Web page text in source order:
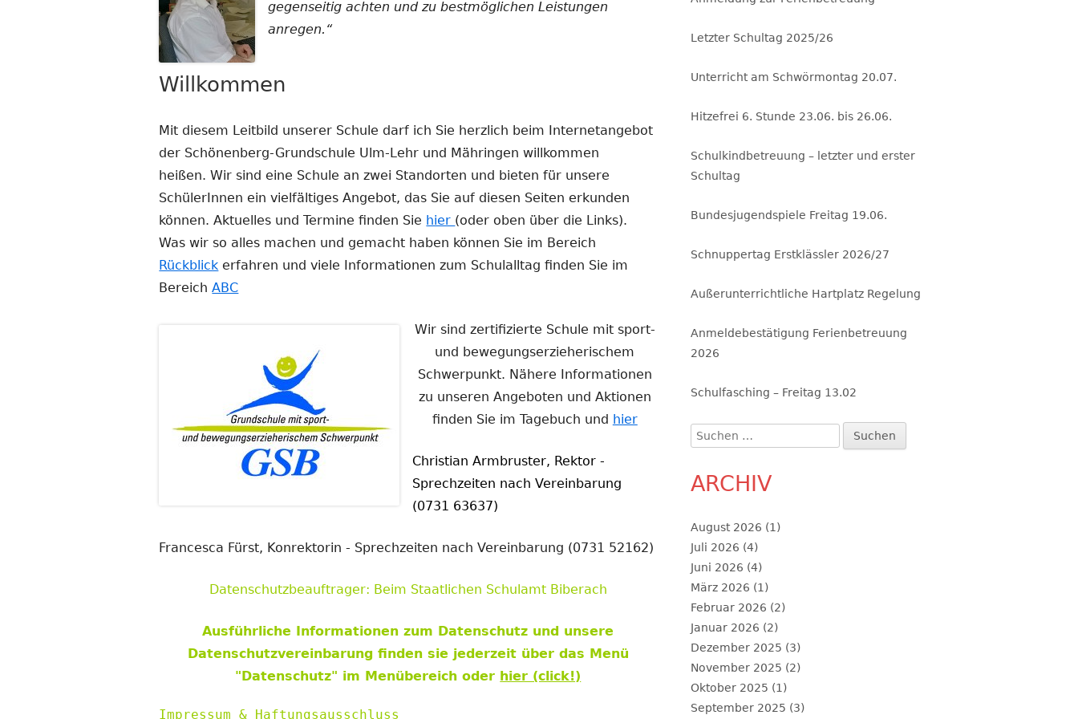
gegenseitig achten und zu bestmöglichen Leistungen
anregen.“
Willkommen
Mit diesem Leitbild unserer Schule darf ich Sie herzlich beim Internetangebot
der Schönenberg-Grundschule Ulm-Lehr und Mähringen willkommen
heißen. Wir sind eine Schule an zwei Standorten und bieten für unsere
SchülerInnen ein vielfältiges Angebot, das Sie auf diesen Seiten erkunden
können. Aktuelles und Termine finden Sie hier (oder oben über die Links).
Was wir so alles machen und gemacht haben können Sie im Bereich
Rückblick erfahren und viele Informationen zum Schulalltag finden Sie im
BereichABC
Wir sind zertifizierte Schule mit sport-
und bewegungserzieherischem
Schwerpunkt. Nähere Informationen
zu unseren Angeboten und Aktionen
finden Sie im Tagebuch und hier
Christian Armbruster, Rektor -
Sprechzeiten nach Vereinbarung
(0731 63637)
Francesca Fürst, Konrektorin - Sprechzeiten nach Vereinbarung (0731 52162)
Datenschutzbeauftrager: Beim Staatlichen Schulamt Biberach
Ausführliche Informationen zum Datenschutz und unsere
Datenschutzvereinbarung finden sie jederzeit über das Menü
"Datenschutz" im Menübereich oder hier (click!)
Impressum & Haftungsausschluss
Letzter Schultag 2025/26
Unterricht am Schwörmontag 20.07.
Hitzefrei 6. Stunde 23.06. bis 26.06.
Schulkindbetreuung – letzter und erster
Schultag
Bundesjugendspiele Freitag 19.06.
Schnuppertag Erstklässler 2026/27
Außerunterrichtliche Hartplatz Regelung
Anmeldebestätigung Ferienbetreuung
2026
Schulfasching – Freitag 13.02
Suchen
nach:
ARCHIV
August 2026 (1)
Juli 2026 (4)
Juni 2026 (4)
März 2026 (1)
Februar 2026 (2)
Januar 2026 (2)
Dezember 2025 (3)
November 2025 (2)
Oktober 2025 (1)
September 2025 (3)